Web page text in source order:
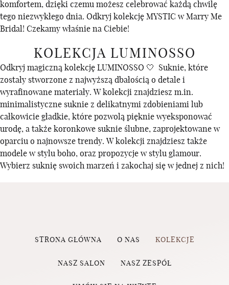
komfortem, dzięki czemu możesz celebrować każdą chwilę
tego niezwykłego dnia. Odkryj kolekcję MYSTIC w Marry Me
Bridal! Czekamy właśnie na Ciebie!
KOLEKCJA LUMINOSSO
Odkryj magiczną kolekcję LUMINOSSO 🤍 Suknie, które
zostały stworzone z najwyższą dbałością o detale i
wyrafinowane materiały. W kolekcji znajdziesz m.in.
minimalistyczne suknie z delikatnymi zdobieniami lub
całkowicie gładkie, które pozwolą pięknie wyeksponować
urodę, a także koronkowe suknie ślubne, zaprojektowane w
oparciu o najnowsze trendy. W kolekcji znajdziesz także
modele w stylu boho, oraz propozycje w stylu glamour.
Wybierz suknię swoich marzeń i zakochaj się w jednej z nich!
STRONA GŁÓWNA O NAS KOLEKCJE
NASZ SALON NASZ ZESPÓŁ